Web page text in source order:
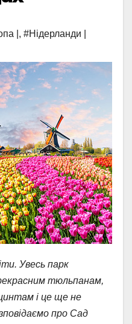
| , #Нідерланди |
Увесь парк
тюльпанам,
і це ще не
про Сад